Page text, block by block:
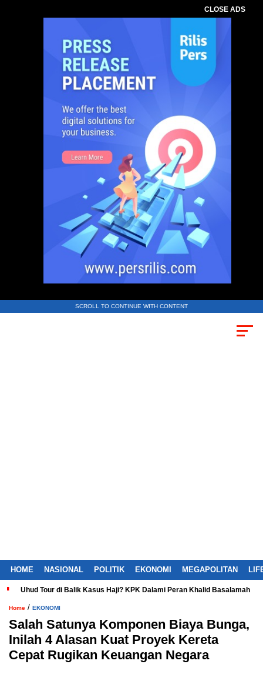
CLOSE ADS
SCROLL TO CONTINUE WITH CONTENT
HOME NASIONAL POLITIK EKONOMI MEGAPOLITAN
Uhud Tour di Balik Kasus Haji? KPK Dalami Peran Khalid Basalamah
Home / EKONOMI
Salah Satunya Komponen Biaya Bunga,
Inilah 4 Alasan Kuat Proyek Kereta
Cepat Rugikan Keuangan Negara